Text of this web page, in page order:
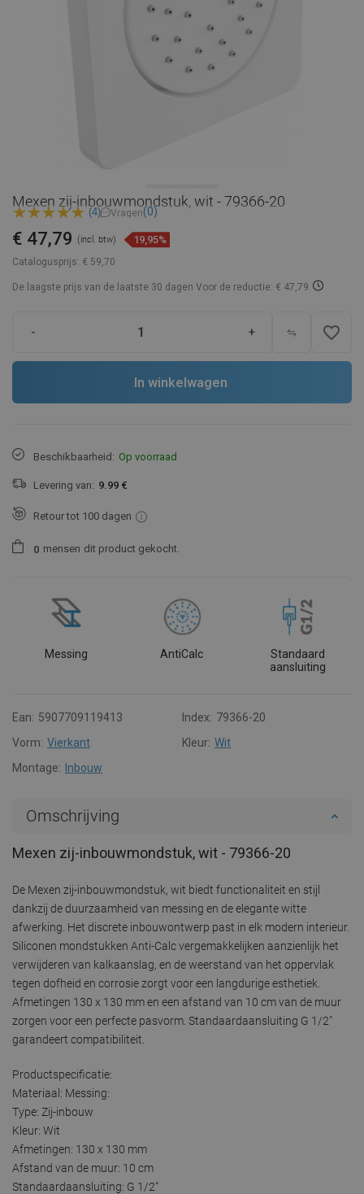
Mexen zij-inbouwmondstuk, wit - 79366-20
(4) Vragen(0)
Catalogusprijs: € 59,70
€ 47,79 (incl. btw) 19,95%
De laagste prijs van de laatste 30 dagen Voor de reductie: € 47,79
- + favorite_border
In winkelwagen
Beschikbaarheid: Op voorraad
Levering van: 9.99 €
Retour tot 100 dagen
0 mensen dit product gekocht.
Messing AntiCalc
Standaard
aansluiting
Ean: 5907709119413 Index: 79366-20
Vorm: Vierkant Kleur: Wit
Montage:
Inbouw
Omschrijving
Mexen zij-inbouwmondstuk, wit - 79366-20
De Mexen zij-inbouwmondstuk, wit biedt functionaliteit en stijl
dankzij de duurzaamheid van messing en de elegante witte
afwerking. Het discrete inbouwontwerp past in elk modern interieur.
Siliconen mondstukken Anti-Calc vergemakkelijken aanzienlijk het
verwijderen van kalkaanslag, en de weerstand van het oppervlak
tegen dofheid en corrosie zorgt voor een langdurige esthetiek.
Afmetingen 130 x 130 mm en een afstand van 10 cm van de muur
zorgen voor een perfecte pasvorm. Standaardaansluiting G 1/2"
garandeert compatibiliteit.
Productspecificatie:
Materiaal: Messing:
Type: Zij-inbouw
Kleur: Wit
Afmetingen: 130 x 130 mm
Afstand van de muur: 10 cm
Standaardaansluiting: G 1/2"